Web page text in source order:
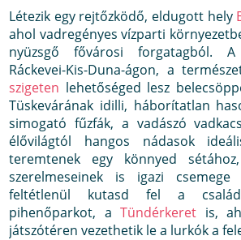
Létezik egy rejtőzködő, eldugott hely
ahol vadregényes vízparti
nyüzsgő fővárosi forgatagból.
Ráckevei-Kis-Duna-ágon, a
szigeten lehetőséged lesz
Tüskevárának idilli, háborítatlan
simogató fűzfák, a vadászó
élővilágtól hangos nádasok
teremtenek egy könnyed
szerelmeseinek is igazi csemege
feltétlenül kutasd fel a
pihenőparkot, aTündérkeret is,
játszótéren vezethetik le a lurkók a